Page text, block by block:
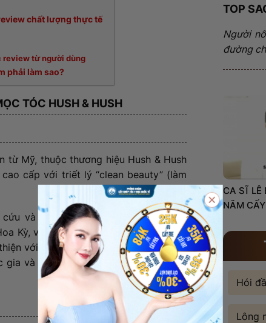
chất lượng thực tế
review từ người dùng
phải làm sao?
TÓC HUSH & HUSH
từ Mỹ, thuộc thương hiệu Hush & Hush
cấp với triết lý “clean beauty” (làm
cứu và phát triển bởi các bác sĩ dinh
Kỳ, với tiêu chí không chứa chất độc
với sức khỏe người dùng. Hiện nay,
gia và được giới làm đẹp đánh giá cao
TOP
Người
đường
CA SĨ LÊ
NĂM
Hói
Lông